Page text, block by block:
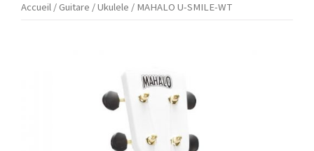
Accueil /Guitare /Ukulele / MAHALO U-SMILE-WT